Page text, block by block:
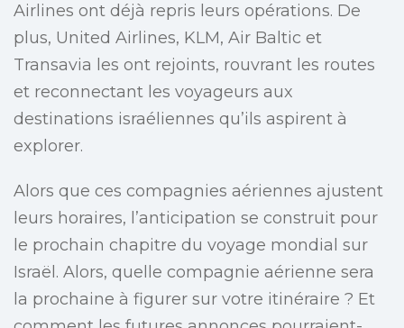
Airlines ont déjà repris leurs opérations. De
plus, United Airlines, KLM, Air Baltic et
Transavia les ont rejoints, rouvrant les routes
et reconnectant les voyageurs aux
destinations israéliennes qu’ils aspirent à
explorer.
Alors que ces compagnies aériennes ajustent
leurs horaires, l’anticipation se construit pour
le prochain chapitre du voyage mondial sur
Israël. Alors, quelle compagnie aérienne sera
la prochaine à figurer sur votre itinéraire ? Et